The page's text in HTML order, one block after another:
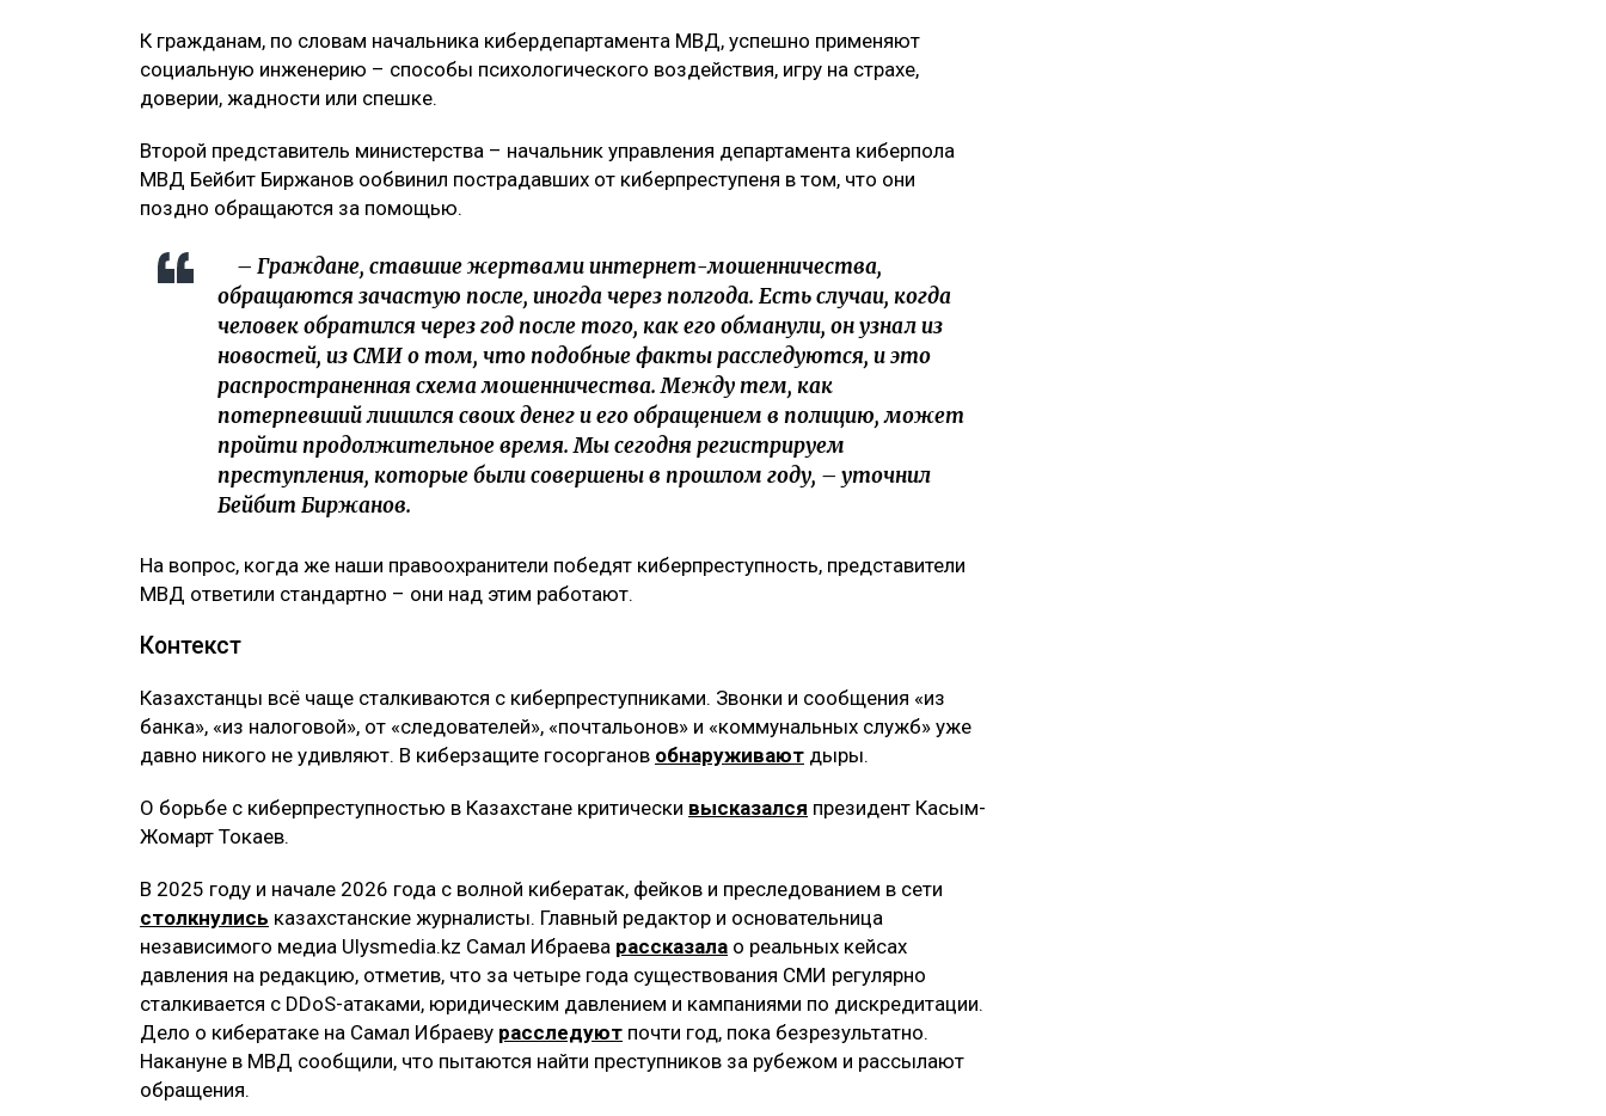
К гражданам, по словам начальника кибердепартамента МВД, успешно применяют
социальную инженерию – способы психологического воздействия, игру на страхе,
доверии, жадности или спешке.
Второй представитель министерства – начальник управления департамента киберпола
МВД Бейбит Биржанов ообвинил пострадавших от киберпреступеня в том, что они
поздно обращаются за помощью.
– Граждане, ставшие жертвами интернет-мошенничества,
обращаются зачастую после, иногда через полгода. Есть случаи, когда
человек обратился через год после того, как его обманули, он узнал из
новостей, из СМИ о том, что подобные факты расследуются, и это
распространенная схема мошенничества. Между тем, как
потерпевший лишился своих денег и его обращением в полицию, может
пройти продолжительное время. Мы сегодня регистрируем
преступления, которые были совершены в прошлом году, – уточнил
Бейбит Биржанов.
На вопрос, когда же наши правоохранители победят киберпреступность, представители
МВД ответили стандартно – они над этим работают.
Контекст
Казахстанцы всё чаще сталкиваются с киберпреступниками. Звонки и сообщения «из
банка», «из налоговой», от «следователей», «почтальонов» и «коммунальных служб» уже
давно никого не удивляют. В киберзащите госорганов обнаруживают дыры.
О борьбе с киберпреступностью в Казахстане критически высказался президент Касым-
Жомарт Токаев.
В 2025 году и начале 2026 года с волной кибератак, фейков и преследованием в сети
столкнулись казахстанские журналисты. Главный редактор и основательница
независимого медиа Ulysmedia.kz Самал Ибраева рассказала о реальных кейсах
давления на редакцию, отметив, что за четыре года существования СМИ регулярно
сталкивается с DDoS-атаками, юридическим давлением и кампаниями по дискредитации.
Дело о кибератаке на Самал Ибраеву расследуют почти год, пока безрезультатно.
Накануне в МВД сообщили, что пытаются найти преступников за рубежом и рассылают
обращения.